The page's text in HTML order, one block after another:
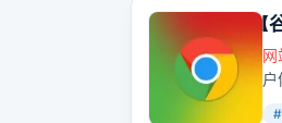
网
户
#